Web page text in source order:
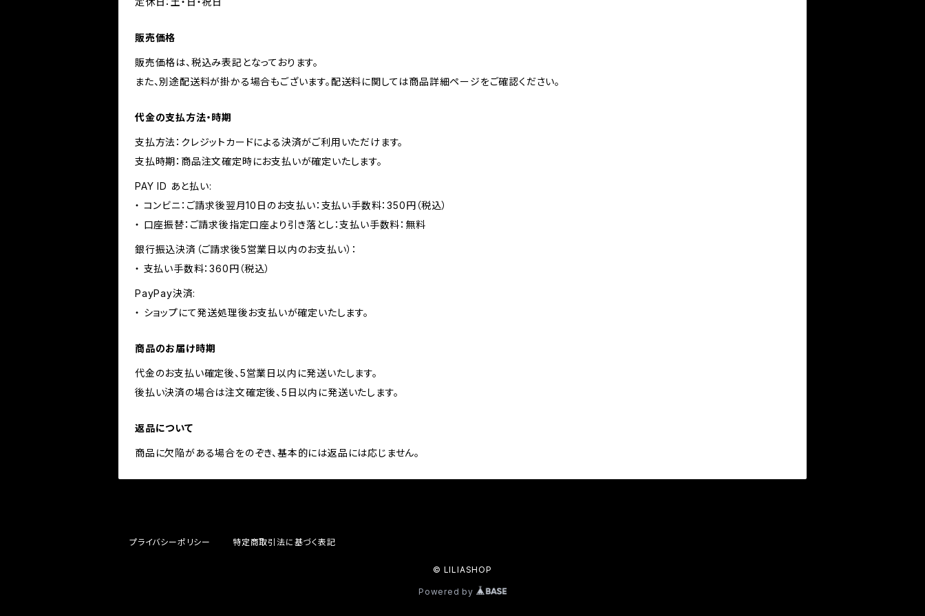
販売価格
販売価格は、税込み表記となっております。
また、別途配送料が掛かる場合もございます。配送料に関しては商品詳細ページをご確認ください。
代金の支払方法・時期
支払方法：クレジットカードによる決済がご利用いただけます。
支払時期：商品注文確定時にお支払いが確定いたします。
PAY ID あと払い:
・ コンビニ：ご請求後翌月10日のお支払い：支払い手数料：350円（税込）
・ 口座振替：ご請求後指定口座より引き落とし：支払い手数料：無料
銀行振込決済（ご請求後5営業日以内のお支払い）：
・ 支払い手数料：360円（税込）
PayPay決済:
・ ショップにて発送処理後お支払いが確定いたします。
商品のお届け時期
代金のお支払い確定後、5営業日以内に発送いたします。
後払い決済の場合は注文確定後、5日以内に発送いたします。
返品について
商品に欠陥がある場合をのぞき、基本的には返品には応じません。
プライバシーポリシー 特定商取引法に基づく表記
© LILIASHOP
Powered by